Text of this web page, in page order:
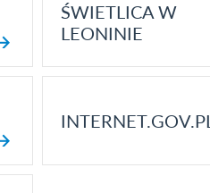
ŚWIETLICA W
LEONINIE
INTERNET.GOV.PL